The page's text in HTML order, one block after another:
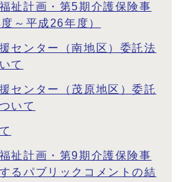
祉計画・第5期介護保険事
～平成26年度）
センター（南地区）委託法
て
センター（茂原地区）委託
いて
祉計画・第9期介護保険事
るパブリックコメントの結